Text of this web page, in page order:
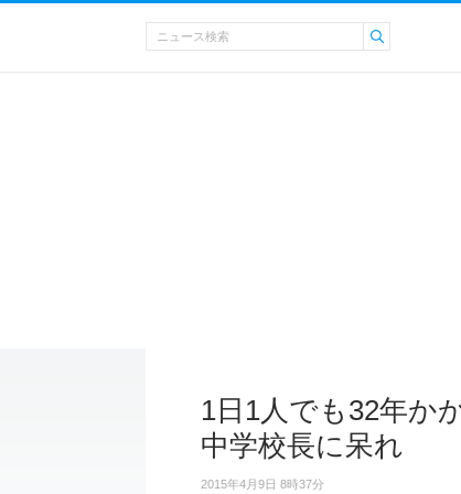
1日1人でも32年か
中学校長に呆れ
2015年4月9日 8時37分